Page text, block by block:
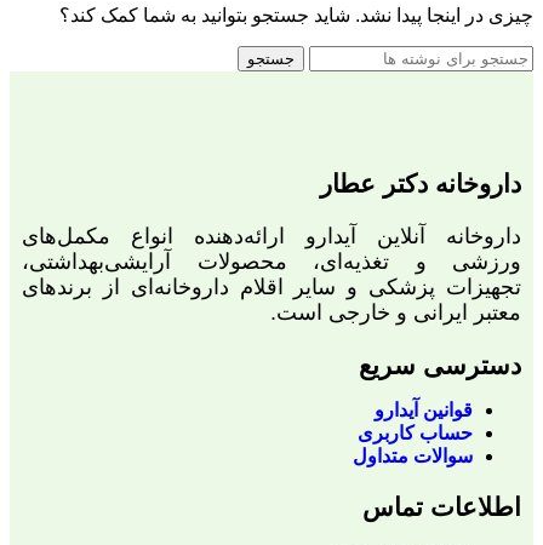
چیزی در اینجا پیدا نشد. شاید جستجو بتوانید به شما کمک کند؟
جستجو
داروخانه دکتر عطار
داروخانه آنلاین آیدارو ارائه‌دهنده انواع مکمل‌های
ورزشی و تغذیه‌ای، محصولات آرایشی‌بهداشتی،
تجهیزات پزشکی و سایر اقلام داروخانه‌ای از برندهای
معتبر ایرانی و خارجی است.
دسترسی سریع
قوانین آیدارو
حساب کاربری
سوالات متداول
اطلاعات تماس